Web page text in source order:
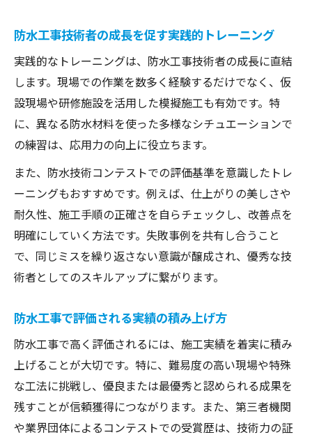
防水工事技術者の成長を促す実践的トレーニング
実践的なトレーニングは、防水工事技術者の成長に直結
します。現場での作業を数多く経験するだけでなく、仮
設現場や研修施設を活用した模擬施工も有効です。特
に、異なる防水材料を使った多様なシチュエーションで
の練習は、応用力の向上に役立ちます。
また、防水技術コンテストでの評価基準を意識したトレ
ーニングもおすすめです。例えば、仕上がりの美しさや
耐久性、施工手順の正確さを自らチェックし、改善点を
明確にしていく方法です。失敗事例を共有し合うこと
で、同じミスを繰り返さない意識が醸成され、優秀な技
術者としてのスキルアップに繋がります。
防水工事で評価される実績の積み上げ方
防水工事で高く評価されるには、施工実績を着実に積み
上げることが大切です。特に、難易度の高い現場や特殊
な工法に挑戦し、優良または最優秀と認められる成果を
残すことが信頼獲得につながります。また、第三者機関
や業界団体によるコンテストでの受賞歴は、技術力の証